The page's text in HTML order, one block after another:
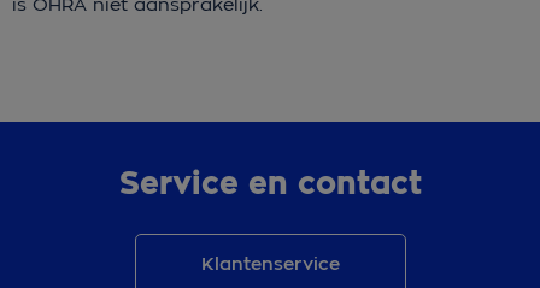
Service en contact
Klantenservice